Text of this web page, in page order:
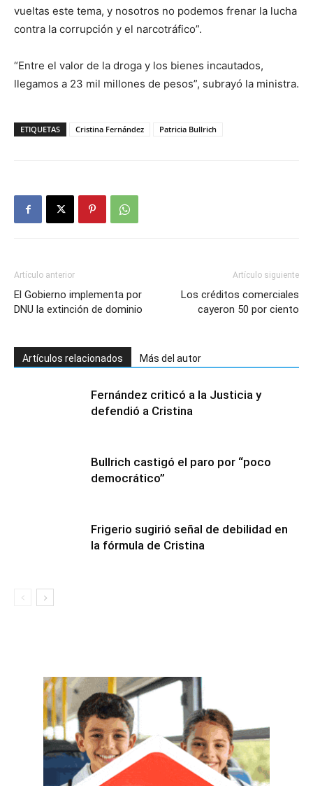
vueltas este tema, y nosotros no podemos frenar la lucha
contra la corrupción y el narcotráfico”.
“Entre el valor de la droga y los bienes incautados,
llegamos a 23 mil millones de pesos”, subrayó la ministra.
ETIQUETAS Cristina Fernández Patricia Bullrich
Artículo anterior
El Gobierno implementa por
DNU la extinción de dominio
Artículo siguiente
Los créditos comerciales
cayeron 50 por ciento
Artículos relacionados Más del autor
Fernández criticó a la Justicia y
defendió a Cristina
Bullrich castigó el paro por “poco
democrático”
Frigerio sugirió señal de debilidad en
la fórmula de Cristina